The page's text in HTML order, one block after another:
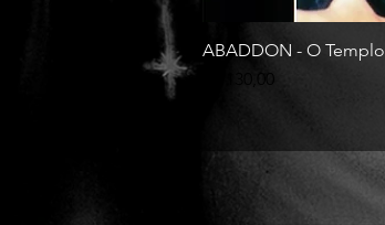
ABADDON - O